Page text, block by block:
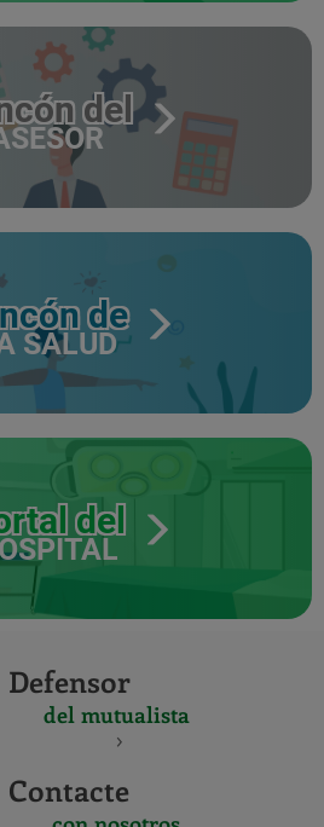
del
de
SALUD
del
Defensor
del mutualista
Contacte